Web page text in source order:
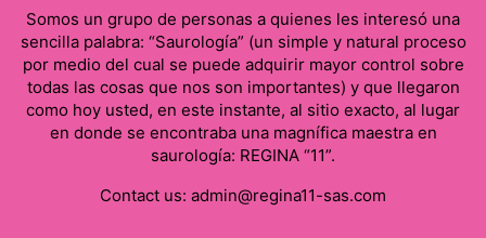
Somos un grupo de personas a quienes les interesó una
sencilla palabra: “Saurología” (un simple y natural proceso
por medio del cual se puede adquirir mayor control sobre
todas las cosas que nos son importantes) y que llegaron
como hoy usted, en este instante, al sitio exacto, al lugar
en donde se encontraba una magnífica maestra en
saurología: REGINA “11”.
Contact us: admin@regina11-sas.com